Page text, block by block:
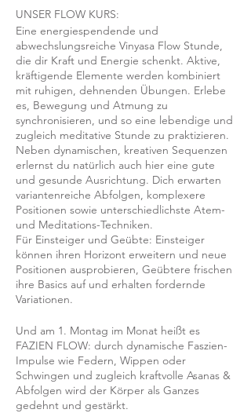
UNSER FLOW KURS:
Eine energiespendende und
abwechslungsreiche Vinyasa Flow Stunde,
die dir Kraft und Energie schenkt. Aktive,
kräftigende Elemente werden kombiniert
mit ruhigen, dehnenden Übungen. Erlebe
es, Bewegung und Atmung zu
synchronisieren, und so eine lebendige und
zugleich meditative Stunde zu praktizieren.
Neben dynamischen, kreativen Sequenzen
erlernst du natürlich auch hier eine gute
und gesunde Ausrichtung. Dich erwarten
variantenreiche Abfolgen, komplexere
Positionen sowie unterschiedlichste Atem-
und Meditations-Techniken.
Für Einsteiger und Geübte: Einsteiger
können ihren Horizont erweitern und neue
Positionen ausprobieren, Geübtere frischen
ihre Basics auf und erhalten fordernde
Variationen.
Und am 1. Montag im Monat heißt es
FAZIEN FLOW: durch dynamische Faszien-
Impulse wie Federn, Wippen oder
Schwingen und zugleich kraftvolle Asanas &
Abfolgen wird der Körper als Ganzes
gedehnt und gestärkt.